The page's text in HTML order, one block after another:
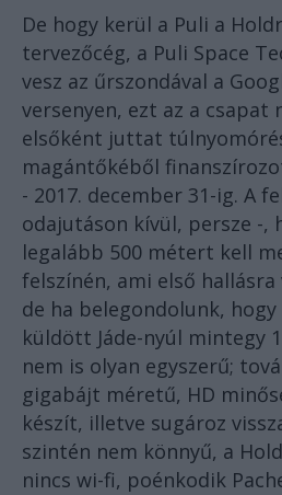
De hogy kerül a Puli a
tervezőcég, a Puli Space
vesz az űrszondával a
versenyen, ezt az a csapat
elsőként juttat
magántőkéből
- 2017. december 31-ig. A
odajutáson kívül, persze -,
legalább 500 métert kell
felszínén, ami első
de ha belegondolunk,
küldött Jáde-nyúl mintegy
nem is olyan egyszerű;
gigabájt méretű, HD
készít, illetve sugároz
szintén nem könnyű, a
nincs wi-fi, poénkodik